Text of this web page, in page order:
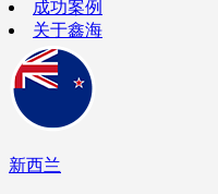
成功案例
关于鑫海
新西兰